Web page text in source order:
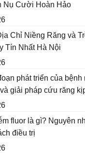
Nụ Cười Hoàn Hảo
Chỉ Niềng Răng và
Tín Nhất Hà Nội
phát triển của bệnh
giải pháp cứu răng
fluor là gì? Nguyên
điều trị